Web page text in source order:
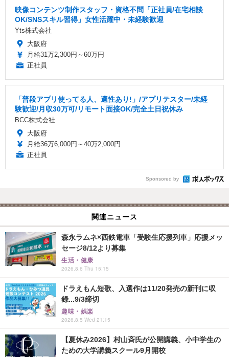
映像コンテンツ制作スタッフ・資格不問「正社員/在宅相談
OK/SNSスキル習得」女性活躍中・未経験歓迎
Yts株式会社
大阪府
月給31万2,300円～60万円
正社員
「普段アプリ使ってる人、適性あり!」/アプリテスター/未経
験歓迎/月収30万可/リモート面接OK/完全土日祝休み
BCC株式会社
大阪府
月給36万6,000円～40万2,000円
正社員
Sponsored by
関連ニュース
森永ラムネ×西鉄電車「受験生応援列車」応援メッ
セージ8/12より募集
生活・健康
2026.8.6 Thu 15:15
ドラえもん短歌、入選作は11/20発売の新刊に収
録...9/3締切
趣味・娯楽
2026.8.5 Wed 21:15
【夏休み2026】村山斉氏が公開講義、小中学生の
ための大学講義スクール9月開校